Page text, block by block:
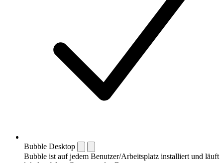
Bubble Desktop
Bubble ist auf jedem Benutzer/Arbeitsplatz installiert und läuft